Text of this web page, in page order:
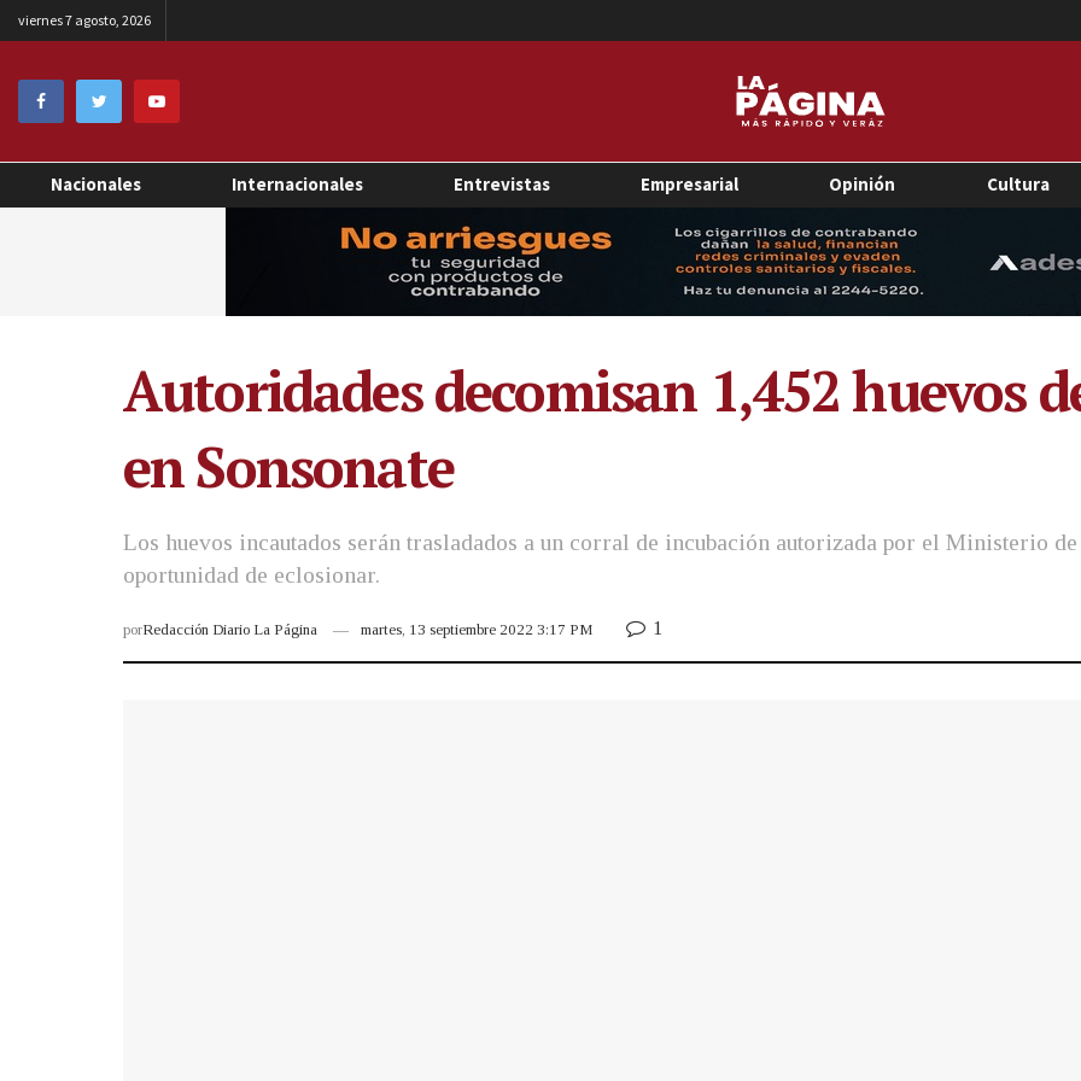
viernes 7 agosto, 2026
Nacionales Internacionales Entrevistas Empresarial Opinión Cultura
Autoridades decomisan 1,452 huevos
en Sonsonate
Los huevos incautados serán trasladados a un corral de incubación autorizada por el Ministerio
oportunidad de eclosionar.
porRedacción Diario La Página martes, 13 septiembre 2022 3:17 PM 1